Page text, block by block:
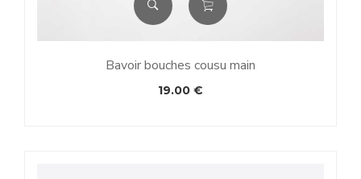
Bavoir bouches cousu main
19.00 €